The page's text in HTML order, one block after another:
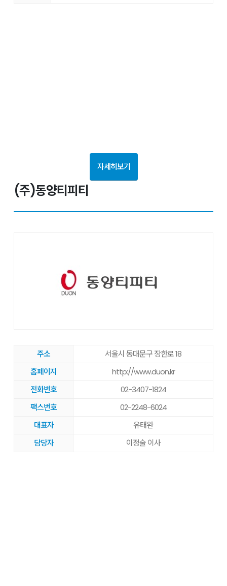
자세히보기
(주)동양티피티
주소
서울시 동대문구 장한로 18
홈페이지
http://www.duon.kr
전화번호
02-3407-1824
팩스번호
02-2248-6024
대표자
유태완
담당자
이정술 이사